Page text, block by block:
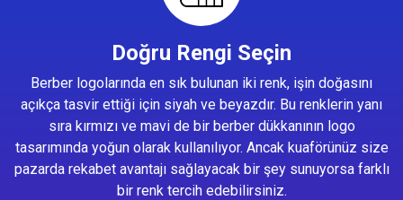
Doğru Rengi Seçin
Berber logolarında en sık bulunan iki renk, işin doğasını
açıkça tasvir ettiği için siyah ve beyazdır. Bu renklerin yanı
sıra kırmızı ve mavi de bir berber dükkanının logo
tasarımında yoğun olarak kullanılıyor. Ancak kuaförünüz size
pazarda rekabet avantajı sağlayacak bir şey sunuyorsa farklı
bir renk tercih edebilirsiniz.